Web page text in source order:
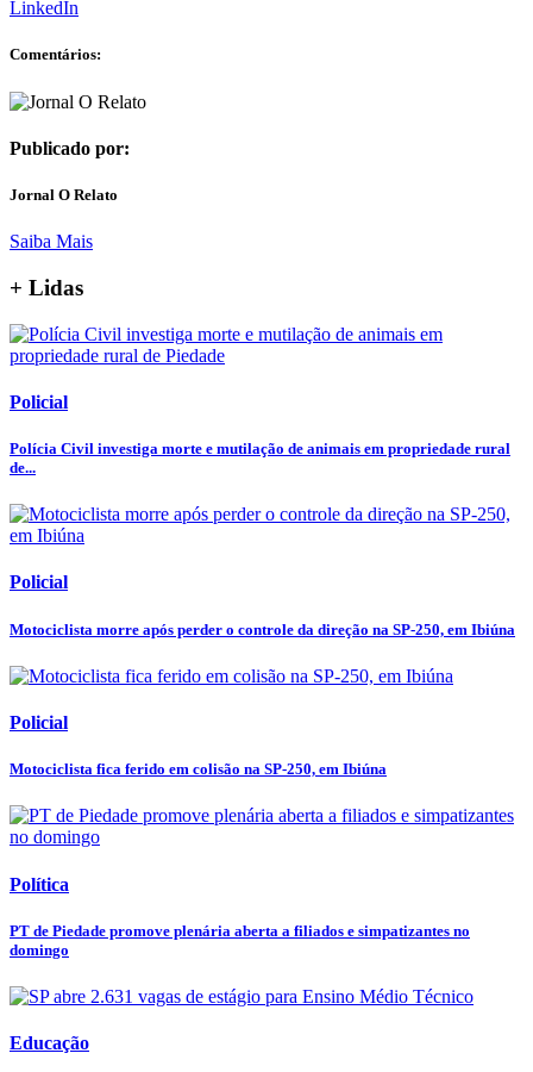
LinkedIn
Comentários:
Publicado por:
Jornal O Relato
Saiba Mais
+ Lidas
Policial
Polícia Civil investiga morte e mutilação de animais em propriedade rural
de...
Policial
Motociclista morre após perder o controle da direção na SP-250, em Ibiúna
Policial
Motociclista fica ferido em colisão na SP-250, em Ibiúna
Política
PT de Piedade promove plenária aberta a filiados e simpatizantes no
domingo
Educação